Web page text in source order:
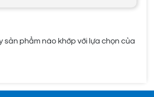
sản phẩm nào khớp với lựa chọn của